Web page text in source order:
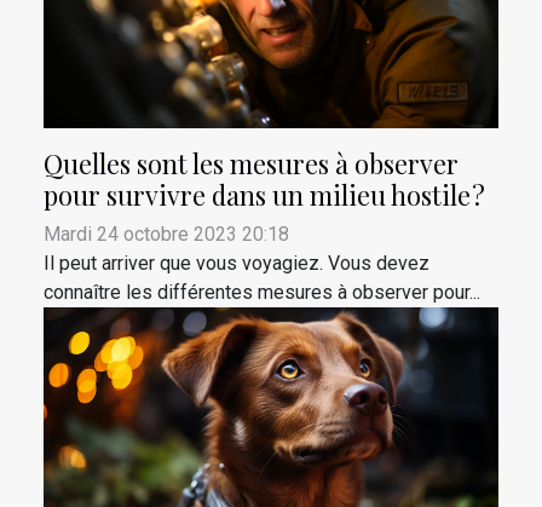
Quelles sont les mesures à observer
pour survivre dans un milieu hostile ?
Mardi 24 octobre 2023 20:18
Il peut arriver que vous voyagiez. Vous devez
connaître les différentes mesures à observer pour...